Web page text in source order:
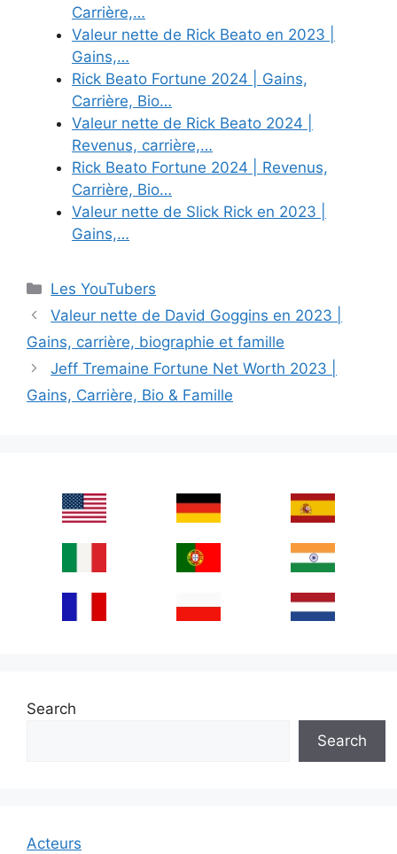
Carrière,…
Valeur nette de Rick Beato en 2023 |
Gains,…
Rick Beato Fortune 2024 | Gains,
Carrière, Bio…
Valeur nette de Rick Beato 2024 |
Revenus, carrière,…
Rick Beato Fortune 2024 | Revenus,
Carrière, Bio…
Valeur nette de Slick Rick en 2023 |
Gains,…
Categories
Les YouTubers
Valeur nette de David Goggins en 2023 |
Gains, carrière, biographie et famille
Jeff Tremaine Fortune Net Worth 2023 |
Gains, Carrière, Bio & Famille
Search
Search
Acteurs